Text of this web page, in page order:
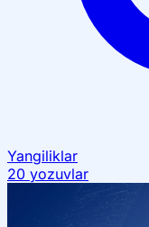
Yangiliklar
20 yozuvlar